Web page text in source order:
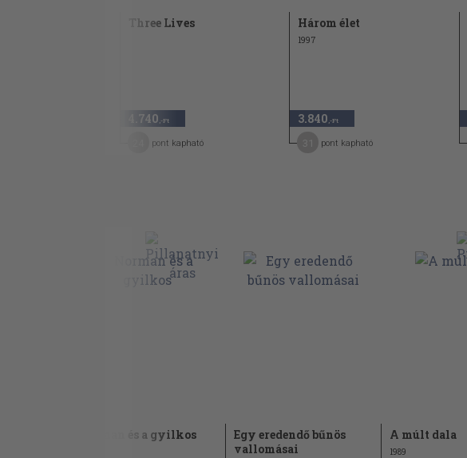
Three Lives
4.740 ,-Ft
pont kapható
Három élet
1997
3.840 ,-Ft
pont kapható
Norman és a gyilkos
Egy eredendő bűnös
vallomásai
A múlt dala
1989